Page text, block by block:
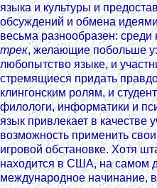
языка и культуры и
обсуждений и обмена
весьма разнообразен:
трек, желающие побольше
любопытство языке, и
стремящиеся придать
клингонским ролям, и
филологи, информатики и
язык привлекает в качестве
возможность применить
игровой обстановке. Хотя
находится в США, на самом
международное начинание,